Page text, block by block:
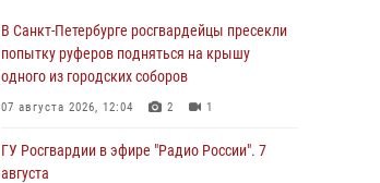
В Санкт-Петербурге росгвардейцы пресекли
попытку руферов подняться на крышу
одного из городских соборов
07 августа 2026, 12:04 2 1
ГУ Росгвардии в эфире "Радио России". 7
августа